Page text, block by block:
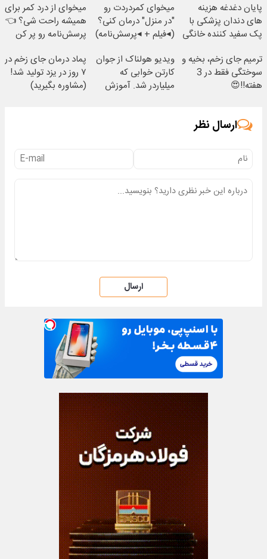
پایان دغدغه هزینه
های دندان پزشکی با
پک سفید کننده خانگی
میخوای کمردردت رو
"در منزل" درمان کنی؟
(◂فیلم + ◂پرسش‌نامه)
میخوای از درد کمر برای
همیشه راحت شی؟ 👈
پرسش‌نامه رو پر کن
ترمیم جای زخم، بخیه و
سوختگی فقط در 3
هفته!!😍
ویدیو هولناک از جوان
کارتن خوابی که
میلیاردر شد. آموزش
پماد درمان جای زخم در
۷ روز در یزد تولید شد!
(مشاوره بگیرید)
ارسال نظر
ارسال